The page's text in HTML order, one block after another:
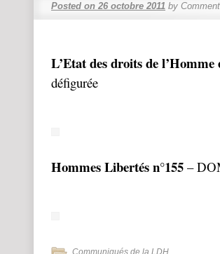
Posted on 26 octobre 2011 by
L’Etat des droits de
défigurée
Hommes Libertés n°155 –
Communiqués de la LDH